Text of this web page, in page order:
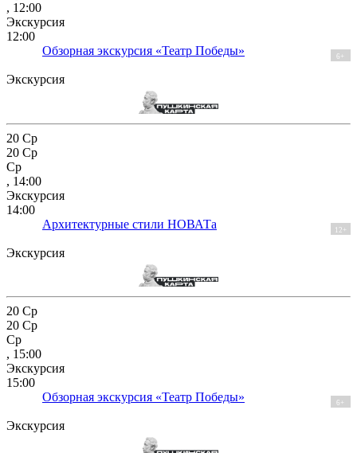
, 12:00
Экскурсия
12:00
Обзорная экскурсия «Театр Победы»
6+
Экскурсия
20 Ср
20 Ср
Ср
, 14:00
Экскурсия
14:00
Архитектурные стили НОВАТа
12+
Экскурсия
20 Ср
20 Ср
Ср
, 15:00
Экскурсия
15:00
Обзорная экскурсия «Театр Победы»
6+
Экскурсия